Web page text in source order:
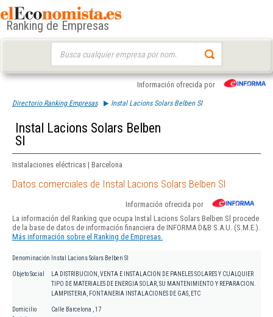
Ranking de Empresas
Información ofrecida por
Directorio Ranking Empresas Instal Lacions Solars Belben Sl
Instal Lacions Solars Belben
Sl
Instalaciones eléctricas | Barcelona
Datos comerciales de Instal Lacions Solars Belben Sl
Información ofrecida por
La información del Ranking que ocupa Instal Lacions Solars Belben Sl procede
de la base de datos de información financiera de INFORMA D&B S.A.U. (S.M.E.).
Más información sobre el Ranking de Empresas.
Denominación Instal Lacions Solars Belben Sl
Objeto Social
LA DISTRIBUCION, VENTA E INSTALACION DE PANELES SOLARES Y CUALQUIER
TIPO DE MATERIALES DE ENERGIA SOLAR, SU MANTENIMIENTO Y REPARACION.
LAMPISTERIA, FONTANERIA INSTALACIONES DE GAS, ETC
Domicilio
Calle Barcelona , 17